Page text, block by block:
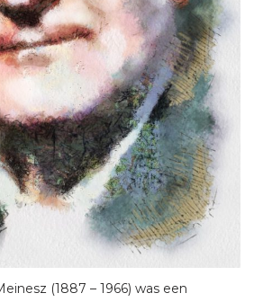
(1887 – 1966) was een